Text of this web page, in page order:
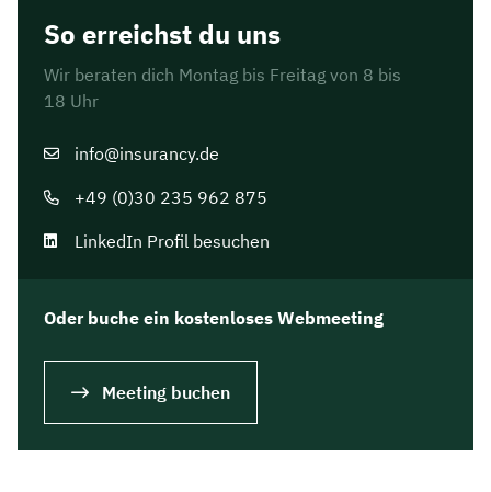
So erreichst du uns
Wir beraten dich Montag bis Freitag von 8 bis
18 Uhr
info@insurancy.de
+49 (0)30 235 962 875
LinkedIn Profil besuchen
Oder buche ein kostenloses Webmeeting
Meeting buchen